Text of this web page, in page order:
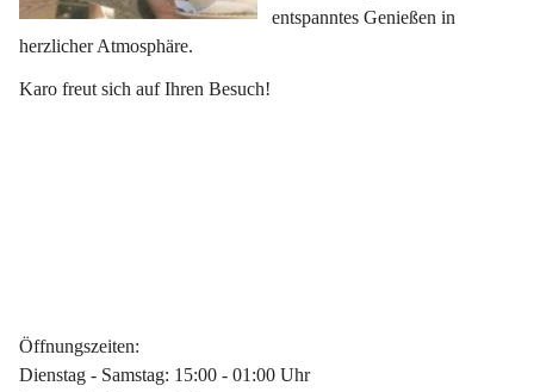
entspanntes Genießen in
herzlicher Atmosphäre.
Karo freut sich auf Ihren Besuch!
Öffnungszeiten:
Dienstag - Samstag: 15:00 - 01:00 Uhr